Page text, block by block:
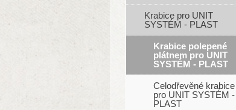
Krabice pro UNIT
SYSTÉM - PLAST
Krabice polepené
plátnem pro UNIT
SYSTÉM - PLAST
Celodřevěné krabice
pro UNIT SYSTÉM -
PLAST